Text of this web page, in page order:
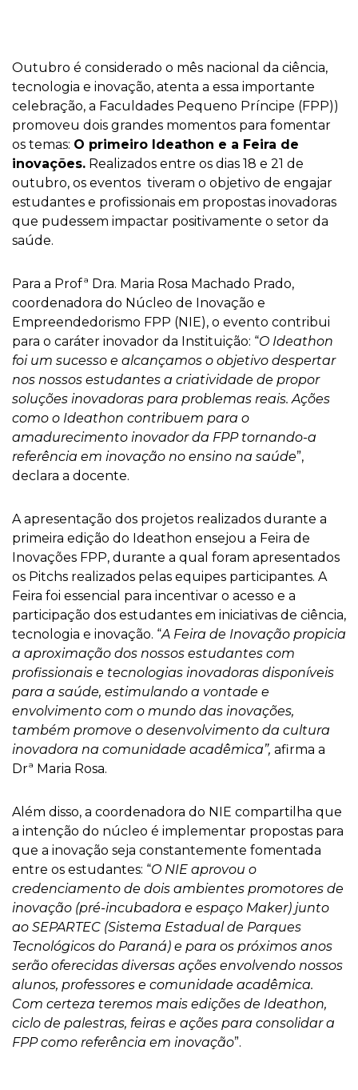
Outubro é considerado o mês nacional da ciência,
tecnologia e inovação, atenta a essa importante
celebração, a Faculdades Pequeno Príncipe (FPP))
promoveu dois grandes momentos para fomentar
os temas: O primeiro Ideathon e a Feira de
inovações. Realizados entre os dias 18 e 21 de
outubro, os eventos tiveram o objetivo de engajar
estudantes e profissionais em propostas inovadoras
que pudessem impactar positivamente o setor da
saúde.
Para a Profª Dra. Maria Rosa Machado Prado,
coordenadora do Núcleo de Inovação e
Empreendedorismo FPP (NIE), o evento contribui
para o caráter inovador da Instituição: “O Ideathon
foi um sucesso e alcançamos o objetivo despertar
nos nossos estudantes a criatividade de propor
soluções inovadoras para problemas reais. Ações
como o Ideathon contribuem para o
amadurecimento inovador da FPP tornando-a
referência em inovação no ensino na saúde”,
declara a docente.
A apresentação dos projetos realizados durante a
primeira edição do Ideathon ensejou a Feira de
Inovações FPP, durante a qual foram apresentados
os Pitchs realizados pelas equipes participantes. A
Feira foi essencial para incentivar o acesso e a
participação dos estudantes em iniciativas de ciência,
tecnologia e inovação. “A Feira de Inovação propicia
a aproximação dos nossos estudantes com
profissionais e tecnologias inovadoras disponíveis
para a saúde, estimulando a vontade e
envolvimento com o mundo das inovações,
também promove o desenvolvimento da cultura
inovadora na comunidade acadêmica”, afirma a
Drª Maria Rosa.
Além disso, a coordenadora do NIE compartilha que
a intenção do núcleo é implementar propostas para
que a inovação seja constantemente fomentada
entre os estudantes: “O NIE aprovou o
credenciamento de dois ambientes promotores de
inovação (pré-incubadora e espaço Maker) junto
ao SEPARTEC (Sistema Estadual de Parques
Tecnológicos do Paraná) e para os próximos anos
serão oferecidas diversas ações envolvendo nossos
alunos, professores e comunidade acadêmica.
Com certeza teremos mais edições de Ideathon,
ciclo de palestras, feiras e ações para consolidar a
FPP como referência em inovação”.